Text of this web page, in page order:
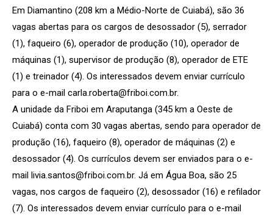
Em Diamantino (208 km a Médio-Norte de Cuiabá), são 36
vagas abertas para os cargos de desossador (5), serrador
(1), faqueiro (6), operador de produção (10), operador de
máquinas (1), supervisor de produção (8), operador de ETE
(1) e treinador (4). Os interessados devem enviar currículo
para o e-mail carla.roberta@friboi.com.br.
A unidade da Friboi em Araputanga (345 km a Oeste de
Cuiabá) conta com 30 vagas abertas, sendo para operador de
produção (16), faqueiro (8), operador de máquinas (2) e
desossador (4). Os currículos devem ser enviados para o e-
mail livia.santos@friboi.com.br. Já em Água Boa, são 25
vagas, nos cargos de faqueiro (2), desossador (16) e refilador
(7). Os interessados devem enviar currículo para o e-mail